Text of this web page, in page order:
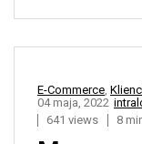
E-Commerce,
04 maja, 2022
641 views
8